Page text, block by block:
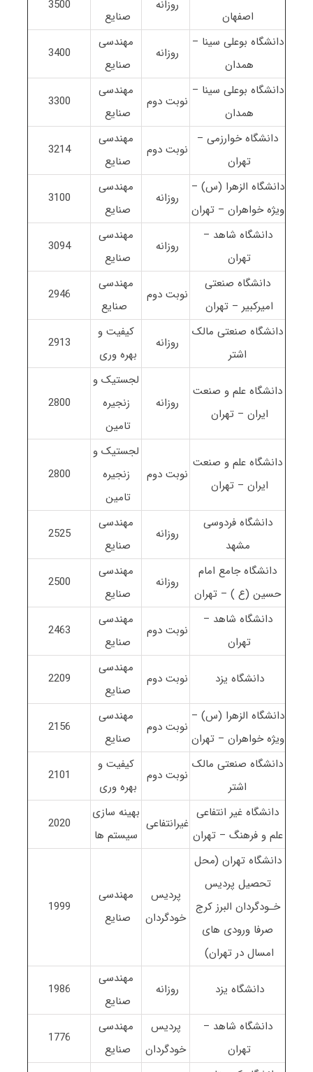
اصفهان
روزانه
صنایع
3500
دانشگاه بوعلی سینا –
همدان
روزانه
مهندسی
صنایع
3400
دانشگاه بوعلی سینا –
همدان
نوبت دوم
مهندسی
صنایع
3300
دانشگاه خوارزمی –
تهران
نوبت دوم
مهندسی
صنایع
3214
دانشگاه الزهرا (س) –
ویژه خواهران – تهران
روزانه
مهندسی
صنایع
3100
دانشگاه شاهد –
تهران
روزانه
مهندسی
صنایع
3094
دانشگاه صنعتی
امیرکبیر – تهران
نوبت دوم
مهندسی
2946
دانشگاه صنعتی مالک
اشتر
روزانه
کیفیت و
بهره وری
2913
دانشگاه علم و صنعت
ایران – تهران
روزانه
لجستیک و
زنجیره
تامین
2800
دانشگاه علم و صنعت
ایران – تهران
نوبت دوم
لجستیک و
زنجیره
تامین
2800
دانشگاه فردوسی
مشهد
روزانه
مهندسی
صنایع
2525
دانشگاه جامع امام
حسین (ع ) – تهران
روزانه
مهندسی
صنایع
2500
دانشگاه شاهد –
تهران
نوبت دوم
مهندسی
صنایع
2463
دانشگاه یزد نوبت دوم
مهندسی
صنایع
2209
دانشگاه الزهرا (س) –
ویژه خواهران – تهران
نوبت دوم
مهندسی
صنایع
2156
دانشگاه صنعتی مالک
اشتر
نوبت دوم
کیفیت و
بهره وری
2101
دانشگاه غیر انتفاعی
علم و فرهنگ – تهران
غیرانتفاعی
بهینه سازی
سیستم ها
2020
دانشگاه تهران (محل
تحصیل پردیس
خـودگردان البرز کرج
صرفا ورودی های
امسال در تهران)
پردیس
خودگردان
مهندسی
صنایع
1999
دانشگاه یزد روزانه
مهندسی
صنایع
1986
دانشگاه شاهد –
تهران
پردیس
خودگردان
مهندسی
صنایع
1776